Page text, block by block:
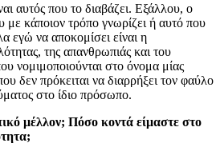
αυτός που το διαβάζει. Εξάλλου, ο
με κάποιον τρόπο γνωρίζει ή αυτό που
εγώ να αποκομίσει είναι η
της απανθρωπιάς και του
νομιμοποιούνται στο όνομα μίας
δεν πρόκειται να διαρρήξει τον φαύλο
στο ίδιο πρόσωπο.
μέλλον; Πόσο κοντά είμαστε στο